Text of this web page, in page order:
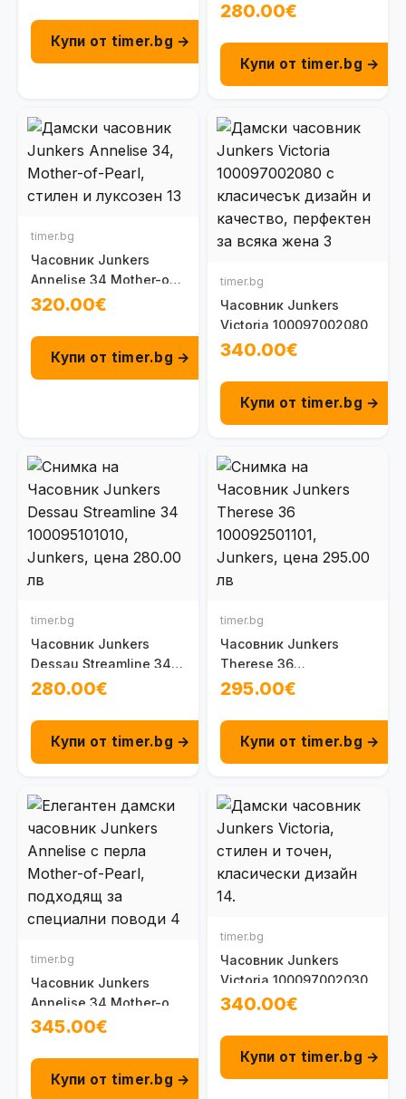
Купи от timer.bg →
100095102170
280.00€
Купи от timer.bg →
timer.bg
Часовник Junkers
Annelise 34 Mother-of-
Pearl 100096103040
320.00€
Купи от timer.bg →
timer.bg
Часовник Junkers
Victoria 100097002080
340.00€
Купи от timer.bg →
timer.bg
Часовник Junkers
Dessau Streamline 34
100095101010
280.00€
Купи от timer.bg →
timer.bg
Часовник Junkers
Therese 36
100092501101
295.00€
Купи от timer.bg →
timer.bg
Часовник Junkers
Annelise 34 Mother-of-
Pearl 100096103041
345.00€
Купи от timer.bg →
timer.bg
Часовник Junkers
Victoria 100097002030
340.00€
Купи от timer.bg →